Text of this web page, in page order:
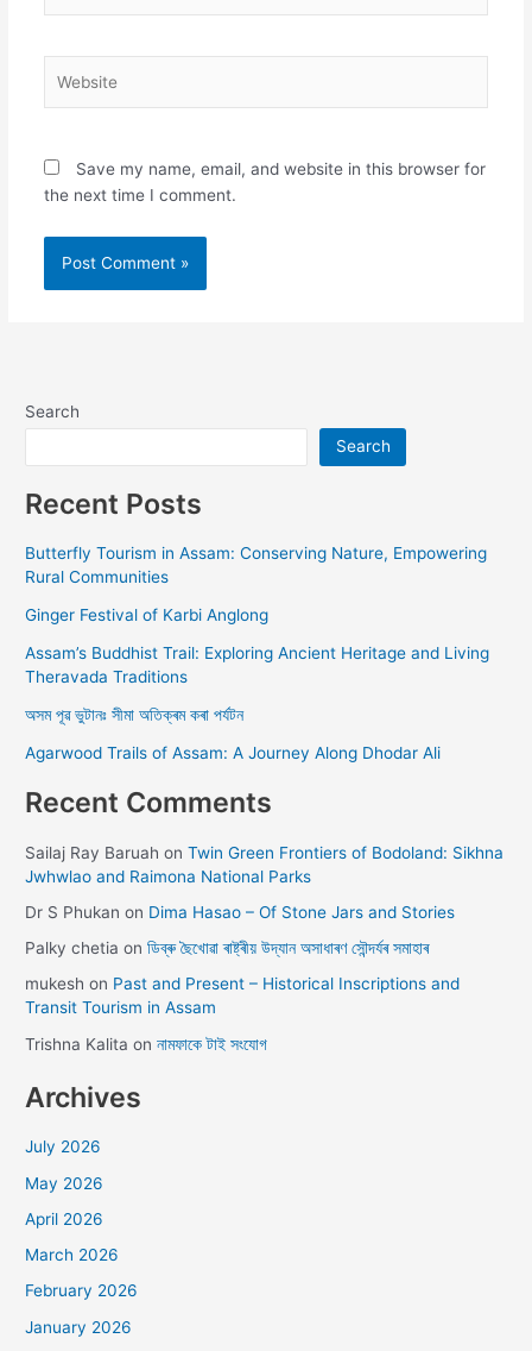
Save my name, email, and website in this browser for
the next time I comment.
Search
Search
Recent Posts
Butterfly Tourism in Assam: Conserving Nature, Empowering
Rural Communities
Ginger Festival of Karbi Anglong
Assam’s Buddhist Trail: Exploring Ancient Heritage and Living
Theravada Traditions
অসম পূৱ ভুটানঃ সীমা অতিক্ৰম কৰা পৰ্যটন
Agarwood Trails of Assam: A Journey Along Dhodar Ali
Recent Comments
Sailaj Ray Baruah onTwin Green Frontiers of Bodoland: Sikhna
Jwhwlao and Raimona National Parks
Dr S Phukan on Dima Hasao – Of Stone Jars and Stories
Palky chetia onডিব্ৰু ছৈখোৱা ৰাষ্ট্ৰীয় উদ্যান অসাধাৰণ সৌন্দৰ্যৰ সমাহাৰ
mukesh on Past and Present – Historical Inscriptions and
Transit Tourism in Assam
Trishna Kalita onনামফাকে টাই সংযোগ
Archives
July 2026
May 2026
April 2026
March 2026
February 2026
January 2026